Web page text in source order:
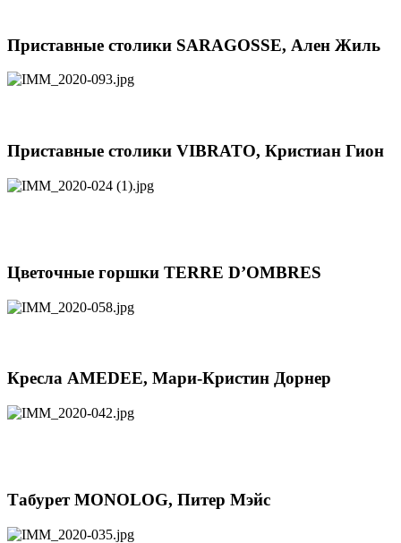
Приставные столики SARAGOSSE, Ален Жиль
Приставные столики VIBRATO, Кристиан Гион
Цветочные горшки TERRE D’OMBRES
Кресла AMEDEE, Мари-Кристин Дорнер
Табурет MONOLOG, Питер Мэйс